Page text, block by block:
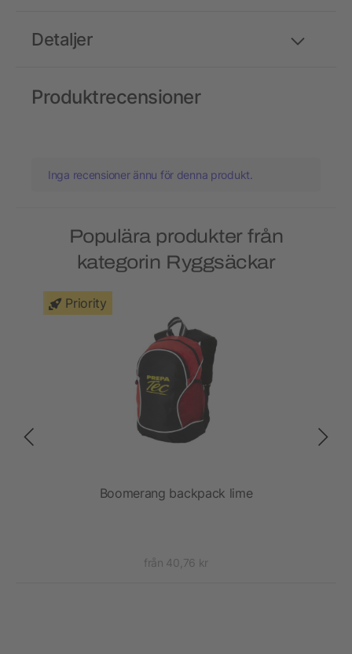
Detaljer
Produktrecensioner
Inga recensioner ännu för denna produkt.
Populära produkter från
kategorin Ryggsäckar
Priority
Boomerang backpack lime
från 40,76 kr